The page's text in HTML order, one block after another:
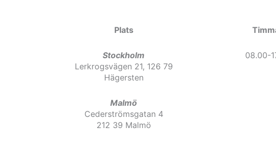
Plats
Stockholm
Lerkrogsvägen 21, 126 79
Hägersten
Malmö
Cederströmsgatan 4
212 39 Malmö
08.00-